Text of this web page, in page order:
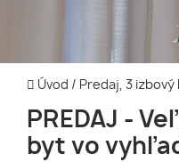
Úvod / Predaj, 3
PREDAJ -
byt vo